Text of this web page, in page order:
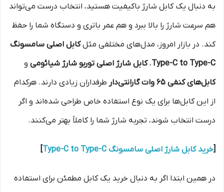
به دنبال یک کابل شارژ باکیفیت هستید، انتخاب درست می‌تواند
هم سرعت شارژ را بالا ببرد و هم عمر باتری و دستگاه شما را حفظ
کند. در بازار امروز، مدل‌های مختلفی مثلکابل اصلی سامسونگ
Type-C to Type-C،کابل شارژ اصلی توربو شارژ شیائومی و
کابل‌های کنفی 65 وات گارانتی‌دار
طرفداران زیادی دارند. هرکدام
از این کابل‌ها برای یک نوع استفاده خاص طراحی شده‌اند و اگر
درست انتخاب شوند، تجربه شارژ شما را کاملاً بهتر می‌کنند.
[خرید کابل شارژ اصلی سامسونگ Type-C to Type-C ]
در همین ابتدا اگر به دنبال خرید یک کابل مطمئن برای استفاده